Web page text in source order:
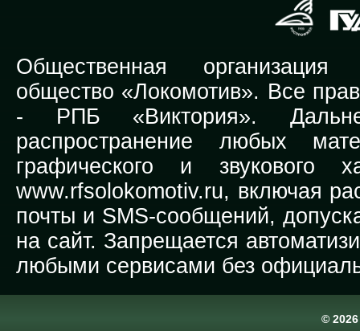
Общественная организация
общество «Локомотив». Все
- РПБ «Виктория».
распространение любых
графического и звукового
www.rfsolokomotiv.ru, включая
почты и SMS-сообщений,
на сайт. Запрещается
любыми сервисами без
©